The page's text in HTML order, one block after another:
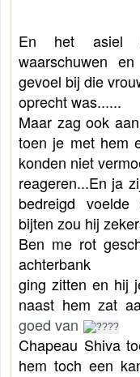
En het asiel
waarschuwen
gevoel bij die
oprecht was......
Maar zag ook
toen je met hem
konden niet
reageren...En ja
bedreigd
bijten zou hij
Ben me rot
achterbank
ging zitten en hij
naast hem zat
goed van
Chapeau Shiva
hem toch een